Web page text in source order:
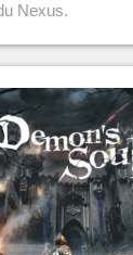
Nexus.